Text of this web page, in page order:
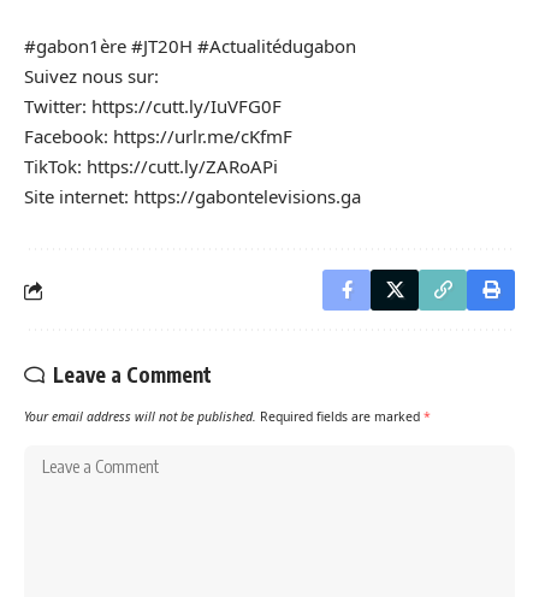
#gabon1ère #JT20H #Actualitédugabon
Suivez nous sur:
Twitter: https://cutt.ly/IuVFG0F
Facebook: https://urlr.me/cKfmF
TikTok: https://cutt.ly/ZARoAPi
Site internet: https://gabontelevisions.ga
Leave a Comment
Your email address will not be published. Required fields are marked *